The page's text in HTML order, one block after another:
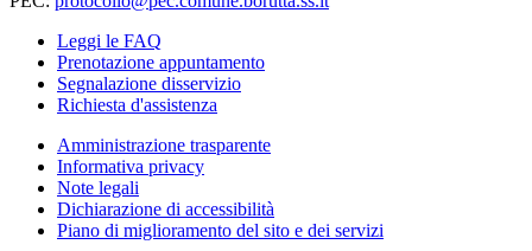
Leggi le FAQ
Prenotazione appuntamento
Segnalazione disservizio
Richiesta d'assistenza
Amministrazione trasparente
Informativa privacy
Note legali
Dichiarazione di accessibilità
Piano di miglioramento del sito e dei servizi